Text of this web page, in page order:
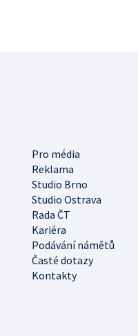
Pro média
Reklama
Studio Brno
Studio Ostrava
Rada ČT
Kariéra
Podávání námětů
Časté dotazy
Kontakty